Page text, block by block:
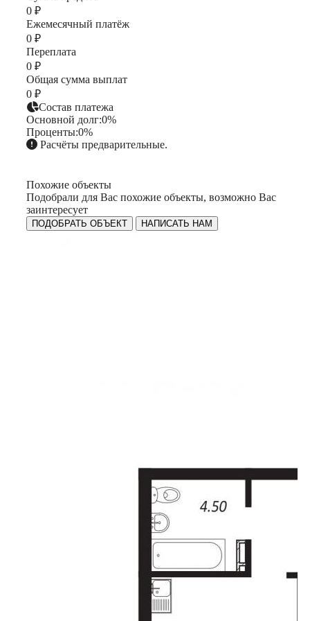
капиталовложение, которое не теряет ликвидность со
временем. Квартиры доступны с выбором ремонта:
предчистовая или чистовая отделка. Жизнь в
«Королёве» - это жизнь в тёплых уютных домах, где
царит добрососедство и здоровый образ жизни, где
хорошо растить детей и заботиться о родителях.
0 ₽
Ежемесячный платёж
0 ₽
Переплата
0 ₽
Общая сумма выплат
0 ₽
Состав платежа
Основной долг:0%
Проценты:0%
Расчёты предварительные.
Похожие объекты
Подобрали для Вас похожие объекты, возможно Вас
заинтересует
ПОДОБРАТЬ ОБЪЕКТ НАПИСАТЬ НАМ